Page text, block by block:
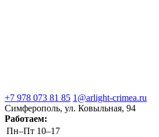
+7 978 073 81 85 1@arlight-crimea.ru
Симферополь, ул. Ковыльная, 94
Работаем:
Пн–Пт 10–17